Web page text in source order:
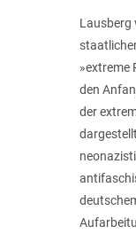
Lausberg
»extreme
den
der